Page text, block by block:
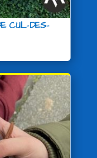
CUL-DES-